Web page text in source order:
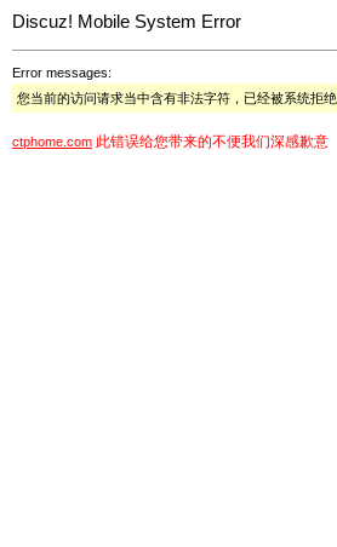
Discuz! Mobile System Error
Error messages:
您当前的访问请求当中含有非法字符，已经被系统拒绝
ctphome.com 此错误给您带来的不便我们深感歉意